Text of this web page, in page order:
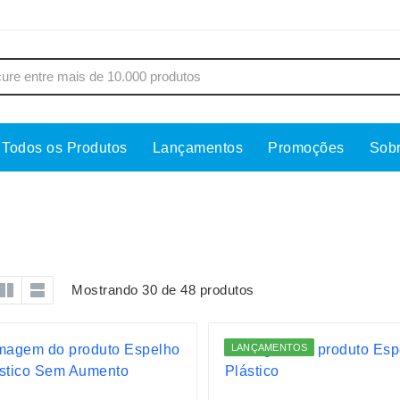
Executivos
Espelhos
Esporte e Jogos
Kit Queijo
Todos os Produtos Lançamentos Promoções
Mostrando 30 de 48 produtos
LANÇAMENTOS